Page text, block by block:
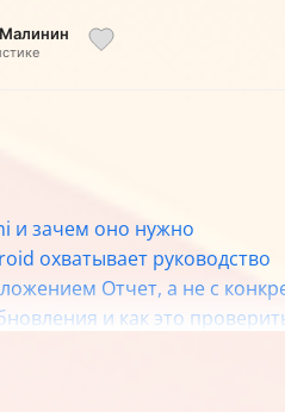
и зачем оно нужно
охватывает руководство
Отчет, а не с
и как это
разных версиях MIUI
и что это отменяет